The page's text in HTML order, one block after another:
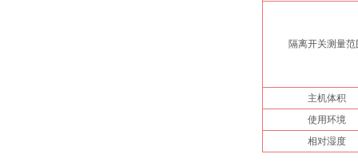
隔离开关测量范
主机体积
使用环境
相对湿度